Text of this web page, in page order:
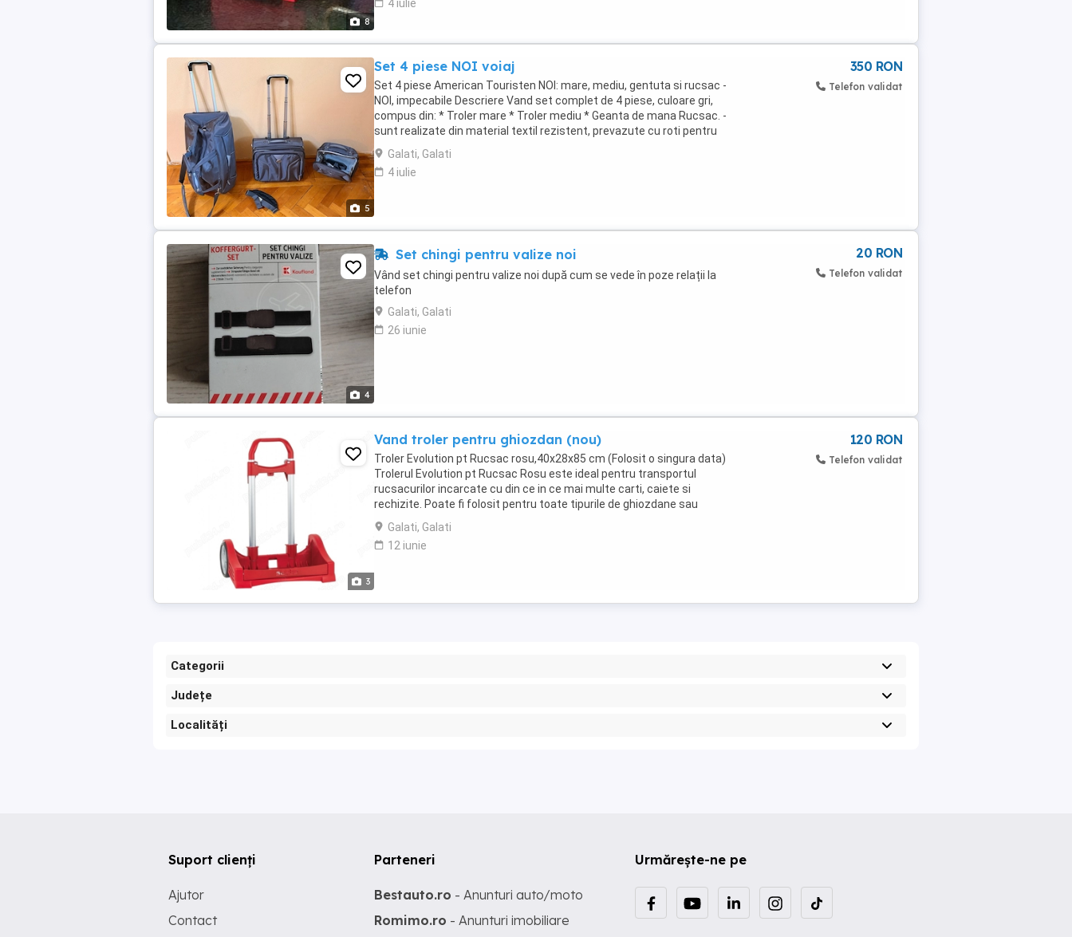
8
4 iulie
5
Set 4 piese NOI voiaj
Set 4 piese American Touristen NOI: mare, mediu, gentuta si rucsac -
NOI, impecabile Descriere Vand set complet de 4 piese, culoare gri,
compus din: * Troler mare * Troler mediu * Geanta de mana Rucsac. -
sunt realizate din material textil rezistent, prevazute cu roti pentru
transport facil, manere ...
Galati, Galati
4 iulie
350 RON
Telefon validat
4
Set chingi pentru valize noi
Vând set chingi pentru valize noi după cum se vede în poze relații la
telefon
Galati, Galati
26 iunie
20 RON
Telefon validat
3
Vand troler pentru ghiozdan (nou)
Troler Evolution pt Rucsac rosu,40x28x85 cm (Folosit o singura data)
Trolerul Evolution pt Rucsac Rosu este ideal pentru transportul
rucsacurilor incarcate cu din ce in ce mai multe carti, caiete si
rechizite. Poate fi folosit pentru toate tipurile de ghiozdane sau
rucsacuri care au sistem de prindere ...
Galati, Galati
12 iunie
120 RON
Telefon validat
Categorii
Județe
Localități
Urmărește-ne pe
Suport clienți
Ajutor
Contact
Parteneri
Bestauto.ro - Anunturi auto/moto
Romimo.ro - Anunturi imobiliare